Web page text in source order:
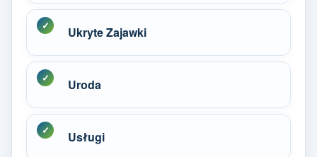
Ukryte Zajawki
Uroda
Usługi